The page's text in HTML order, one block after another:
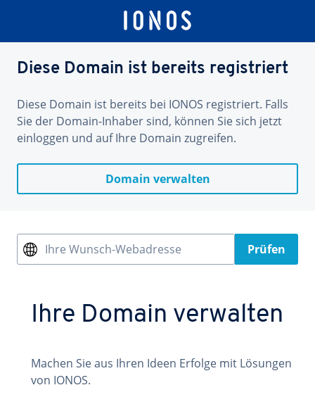
Diese Domain ist bereits registriert
Diese Domain ist bereits bei IONOS registriert. Falls
Sie der Domain-Inhaber sind, können Sie sich jetzt
einloggen und auf Ihre Domain zugreifen.
Domain verwalten
Ihre Wunsch-Webadresse Prüfen
Ihre Domain verwalten
Machen Sie aus Ihren Ideen Erfolge mit Lösungen
von IONOS.